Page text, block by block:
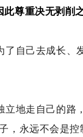
尊重决无剥削之
自己去成长
地走自己的
，永远不会是控